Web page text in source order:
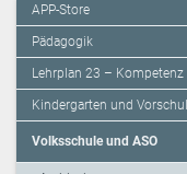
APP-Store
Pädagogik
Lehrplan 23 – Kompetenz
Kindergarten und
Volksschule und ASO